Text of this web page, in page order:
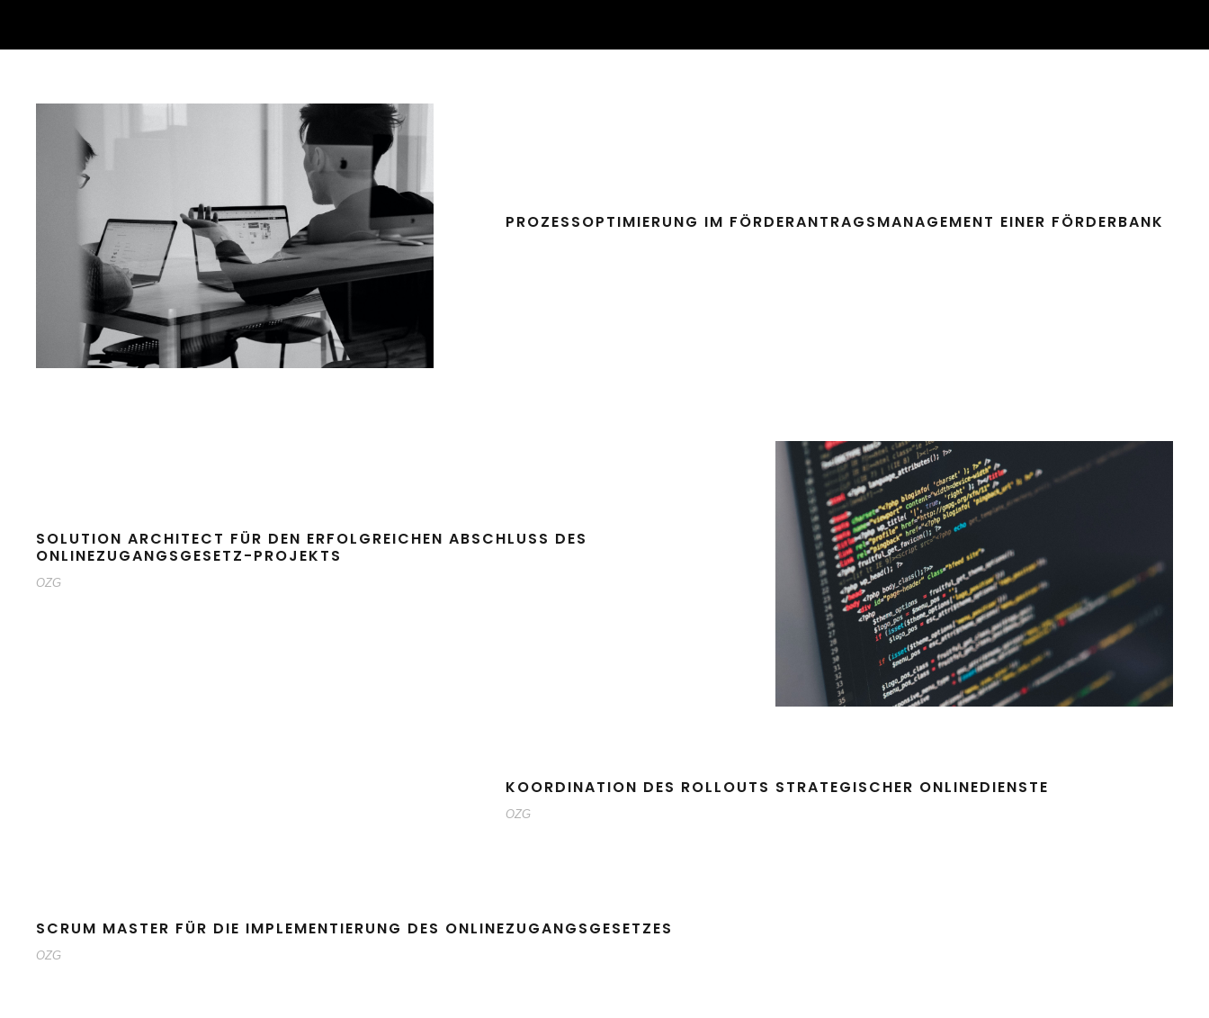
PROZESSOPTIMIERUNG IM FÖRDERANTRAGSMANAGEMENT EINER FÖRDERBANK
SOLUTION ARCHITECT FÜR DEN ERFOLGREICHEN ABSCHLUSS DES
ONLINEZUGANGSGESETZ-PROJEKTS
OZG
KOORDINATION DES ROLLOUTS STRATEGISCHER ONLINEDIENSTE
OZG
SCRUM MASTER FÜR DIE IMPLEMENTIERUNG DES ONLINEZUGANGSGESETZES
OZG